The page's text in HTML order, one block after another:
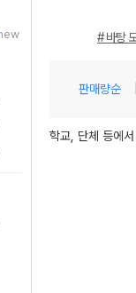
# 바탕
판매량순
학교, 단체 등에